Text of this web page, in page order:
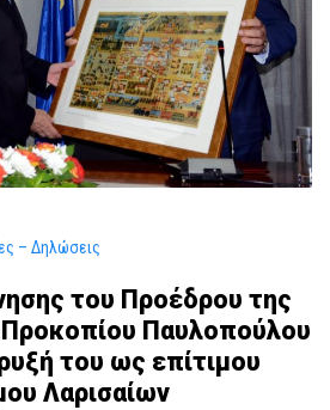
– Δηλώσεις
του Προέδρου της
Παυλοπούλου
του ως επίτιμου
Λαρισαίων